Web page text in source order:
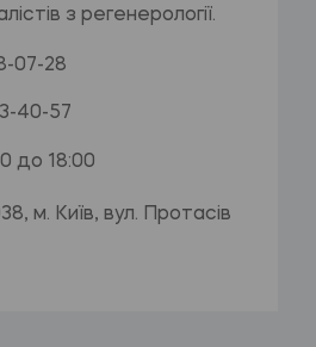
з регенерології.
07-28
40-57
до 18:00
м. Київ, вул. Протасів